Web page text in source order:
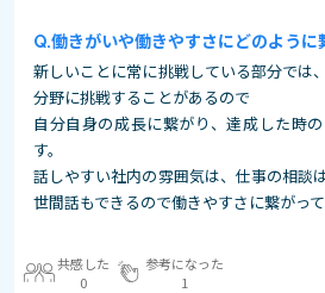
働きがいや働きやすさにどのように
新しいことに常に挑戦している部分では
分野に挑戦することがあるので
自分自身の成長に繋がり、達成した時
す。
話しやすい社内の雰囲気は、仕事の相談
世間話もできるので働きやすさに繋がって
共感した
0
参考になった
1